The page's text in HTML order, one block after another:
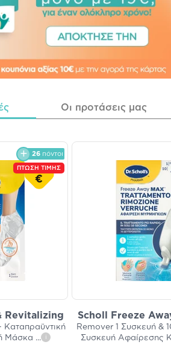
Οι προτάσεις μας
26 πόντοι
ΠΤΩΣΗ ΤΙΜΗΣ
€
Revitalizing
Καταπραϋντική
Μάσκα ... i
Scholl Freeze
Remover 1 Συσκευή &
Συσκευή Αφαίρεσης